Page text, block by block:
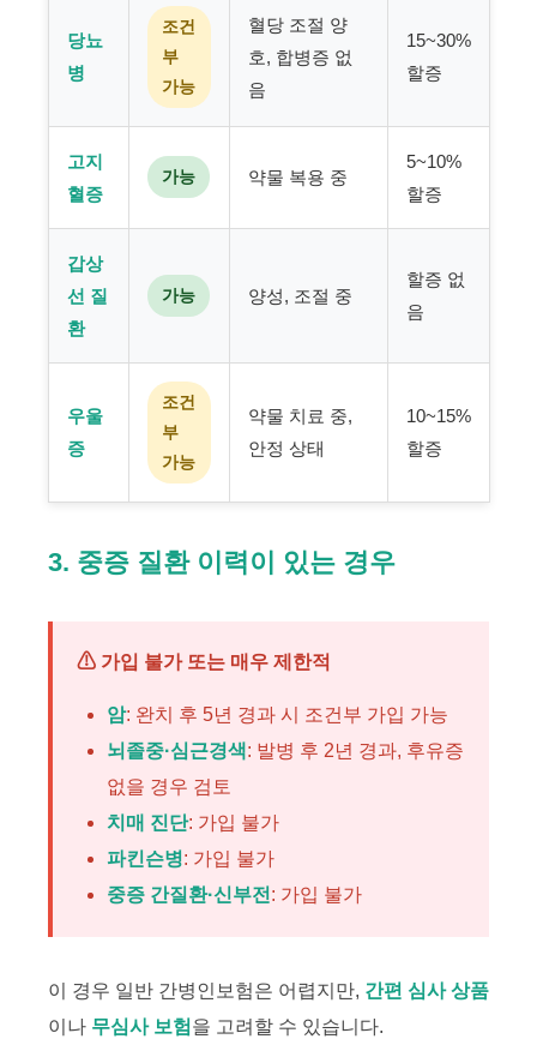
당뇨
병
조건
부
가능
혈당 조절 양
호, 합병증 없
음
15~30%
할증
고지
혈증
가능 약물 복용 중
5~10%
할증
갑상
선 질
환
가능 양성, 조절 중
할증 없
음
우울
증
조건
부
가능
약물 치료 중,
안정 상태
10~15%
할증
3. 중증 질환 이력이 있는 경우
⚠ 가입 불가 또는 매우 제한적
암: 완치 후 5년 경과 시 조건부 가입 가능
뇌졸중·심근경색: 발병 후 2년 경과, 후유증
없을 경우 검토
치매 진단: 가입 불가
파킨슨병: 가입 불가
중증 간질환·신부전 : 가입 불가
이 경우 일반 간병인보험은 어렵지만, 간편 심사 상품
이나 무심사 보험 을 고려할 수 있습니다.